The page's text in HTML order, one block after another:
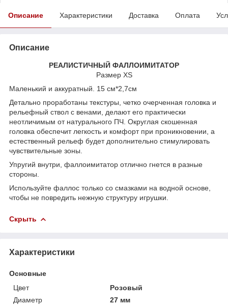
Описание Характеристики Доставка Оплата
Описание
РЕАЛИСТИЧНЫЙ ФАЛЛОИМИТАТОР
Размер XS
Маленький и аккуратный. 15 см*2,7см
Детально проработаны текстуры, четко очерченная головка и
рельефный ствол с венами, делают его практически
неотличимым от натурального ПЧ. Округлая скошенная
головка обеспечит легкость и комфорт при проникновении, а
естественный рельеф будет дополнительно стимулировать
чувствительные зоны.
Упругий внутри, фаллоимитатор отлично гнется в разные
стороны.
Используйте фаллос только со смазками на водной основе,
чтобы не повредить нежную структуру игрушки.
Скрыть
Характеристики
Основные
Цвет
Розовый
Диаметр
27 мм